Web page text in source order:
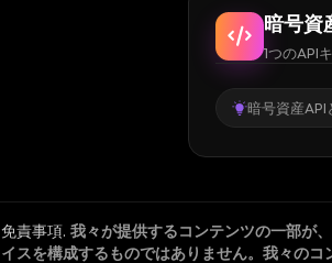
暗号資
1つのAPI
暗号資産API
免責事項. 我々が提供するコンテンツの一部が
イスを構成するものではありません。我々の